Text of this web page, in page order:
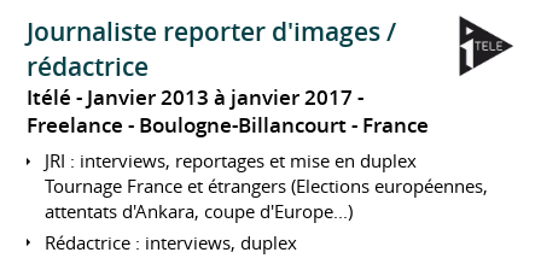
Journaliste reporter d'images /
rédactrice
Itélé
Janvier 2013 à janvier 2017
Freelance
Boulogne-Billancourt France
JRI : interviews, reportages et mise en duplex
Tournage France et étrangers (Elections européennes,
attentats d'Ankara, coupe d'Europe...)
Rédactrice : interviews, duplex